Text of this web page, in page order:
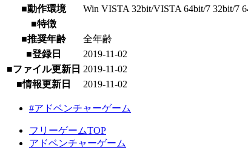
■動作環境
Win VISTA 32bit/VISTA 64bit/7 32bit/7
■特徴
■推奨年齢
全年齢
■登録日
2019-11-02
■ファイル更新日 2019-11-02
■情報更新日
2019-11-02
#アドベンチャーゲーム
フリーゲームTOP
アドベンチャーゲーム